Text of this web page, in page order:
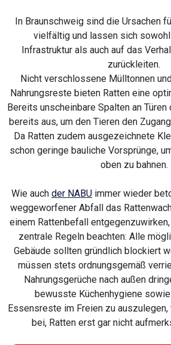
In Braunschweig sind die Ursachen
vielfältig und lassen sich
Infrastruktur als auch auf das
zurückleiten.
Nicht verschlossene Mülltonnen
Nahrungsreste bieten Ratten eine
Bereits unscheinbare Spalten an
bereits aus, um den Tieren den
Da Ratten zudem ausgezeichnete
schon geringe bauliche Vorsprünge,
oben zu bahnen.
Wie auch der NABU immer wieder
weggeworfener Abfall das
einem Rattenbefall
zentrale Regeln beachten: Alle
Gebäude sollten gründlich blockiert
müssen stets ordnungsgemäß
Nahrungsgerüche nach außen
bewusste Küchenhygiene
Essensreste im Freien zu
bei, Ratten erst gar nicht